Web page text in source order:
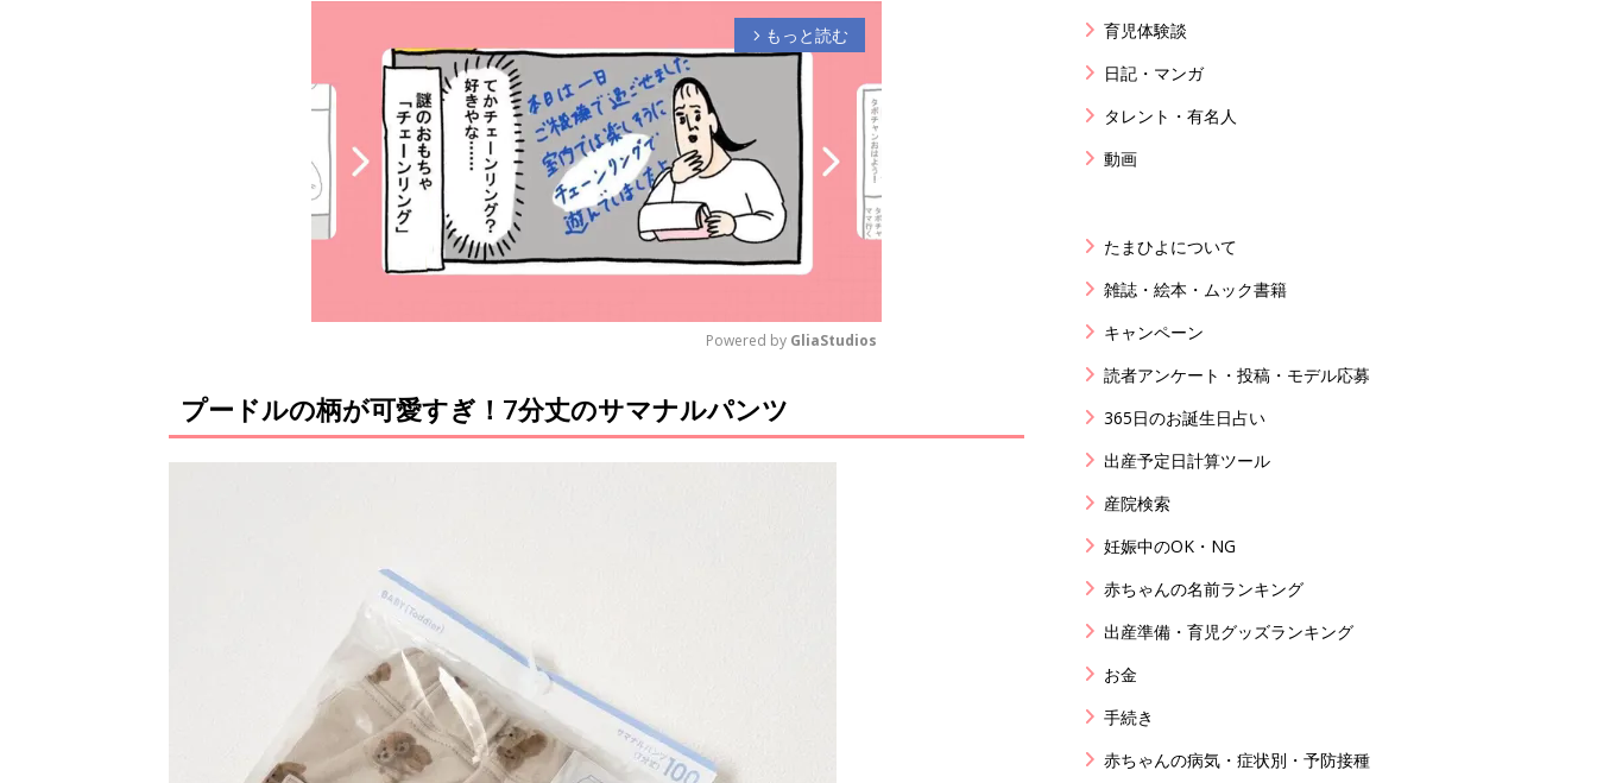
arrow_forward_ios もっと読む
M
u
Powered by GliaStudios
プードルの柄が可愛すぎ！7分丈のサマナルパンツ
育児体験談
日記・マンガ
タレント・有名人
動画
たまひよについて
雑誌・絵本・ムック書籍
キャンペーン
読者アンケート・投稿・モデル応募
365日のお誕生日占い
出産予定日計算ツール
産院検索
妊娠中のOK・NG
赤ちゃんの名前ランキング
出産準備・育児グッズランキング
お金
手続き
赤ちゃんの病気・症状別・予防接種